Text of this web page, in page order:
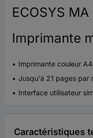
ECOSYS
Imprimante
Imprimante couleur
Jusqu'à 21 pages par
Interface utilisateur
Caractéristiques